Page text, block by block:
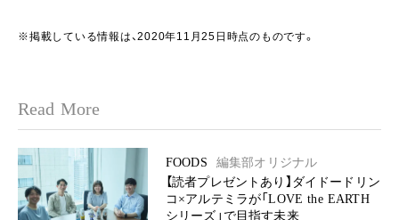
※掲載している情報は、2020年11月25日時点のものです。
Read More
FOODS
編集部オリジナル
【読者プレゼントあり】ダイドードリン
コ×アルテミラが「LOVE the EARTH
シリーズ」で目指す未来